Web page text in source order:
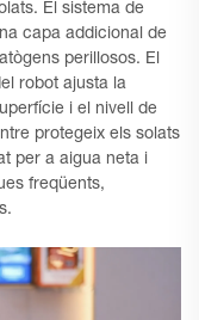
El sistema de
capa addicional de
perillosos. El
robot ajusta la
i el nivell de
protegeix els solats
per a aigua neta i
freqüents,